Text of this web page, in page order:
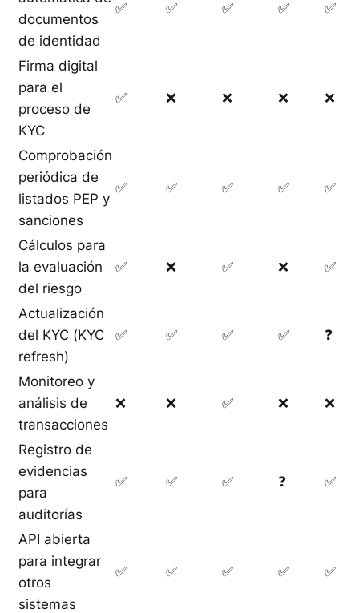
documentos
de identidad
✅ ✅ ✅ ✅ ✅
Firma digital
para el
proceso de
KYC
✅ ❌ ❌ ❌ ❌
Comprobación
periódica de
listados PEP y
sanciones
✅ ✅ ✅ ✅ ✅
Cálculos para
la evaluación
del riesgo
✅ ❌ ✅ ❌ ✅
Actualización
del KYC (KYC
refresh)
✅ ✅ ✅ ✅ ❓
Monitoreo y
análisis de
transacciones
❌ ❌ ✅ ❌ ❌
Registro de
evidencias
para
auditorías
✅ ✅ ✅ ❓ ✅
API abierta
para integrar
otros
sistemas
✅ ✅ ✅ ✅ ✅